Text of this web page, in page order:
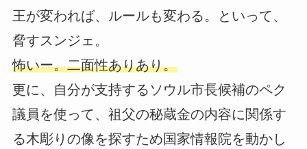
王が変われば、ルールも変わる。といって、
脅すスンジェ。
怖いー。二面性ありあり。
更に、自分が支持するソウル市長候補のペク
議員を使って、祖父の秘蔵金の内容に関係す
る木彫りの像を探すため国家情報院を動かし